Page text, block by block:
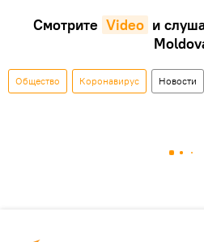
Смотрите Video и
Общество Коронавирус Новости